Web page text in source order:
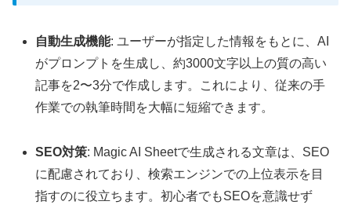
自動生成機能: ユーザーが指定した情報をもとに、AI
がプロンプトを生成し、約3000文字以上の質の高い
記事を2〜3分で作成します。これにより、従来の手
作業での執筆時間を大幅に短縮できます。
SEO対策: Magic AI Sheetで生成される文章は、SEO
に配慮されており、検索エンジンでの上位表示を目
指すのに役立ちます。初心者でもSEOを意識せず